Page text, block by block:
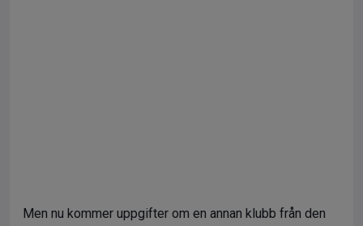
Men nu kommer uppgifter om en annan klubb från den